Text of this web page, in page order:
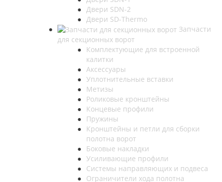
Двери SDN-2
Двери SD-Thermo
Запчасти
для секционных ворот
Комплектующие для встроенной
калитки
Аксессуары
Уплотнительные вставки
Метизы
Роликовые кронштейны
Концевые профили
Пружины
Кронштейны и петли для сборки
полотна ворот
Боковые накладки
Усиливающие профили
Системы направляющих и подвеса
Ограничители хода полотна